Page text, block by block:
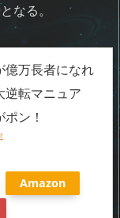
なる。
億万長者になれ
逆転マニュア
ン！
Amazon